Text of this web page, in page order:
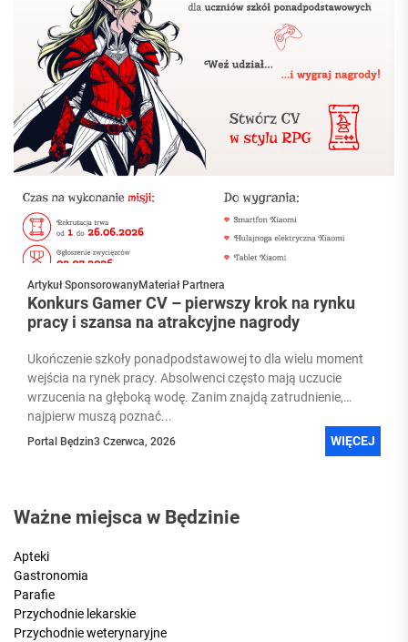
Artykuł SponsorowanyMateriał Partnera
Konkurs Gamer CV – pierwszy krok na rynku
pracy i szansa na atrakcyjne nagrody
Ukończenie szkoły ponadpodstawowej to dla wielu moment
wejścia na rynek pracy. Absolwenci często mają uczucie
wrzucenia na głęboką wodę. Zanim znajdą zatrudnienie,
najpierw muszą poznać...
Portal Będzin3 Czerwca, 2026 WIĘCEJ
Ważne miejsca w Będzinie
Apteki
Gastronomia
Parafie
Przychodnie lekarskie
Przychodnie weterynaryjne